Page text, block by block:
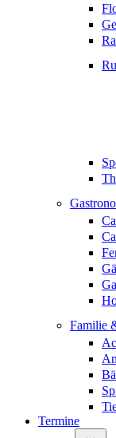
Familie
Termine